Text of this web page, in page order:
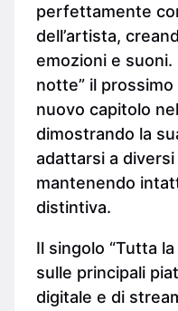
perfettamente
dell’artista,
emozioni e suoni.
notte” il
nuovo capitolo
dimostrando la
adattarsi a
mantenendo
distintiva.
Il singolo “Tutta
sulle principali
digitale e di